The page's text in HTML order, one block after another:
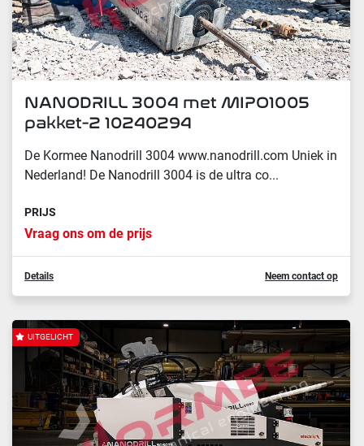
NΑNODRILL 3004 met MIPO1005
pakket-2 10240294
De Kormee Nanodrill 3004 www.nanodrill.com Uniek in
Nederland! De Nanodrill 3004 is de ultra co...
PRIJS
Vraag ons om de prijs
Details Neem contact op
UITGELICHT